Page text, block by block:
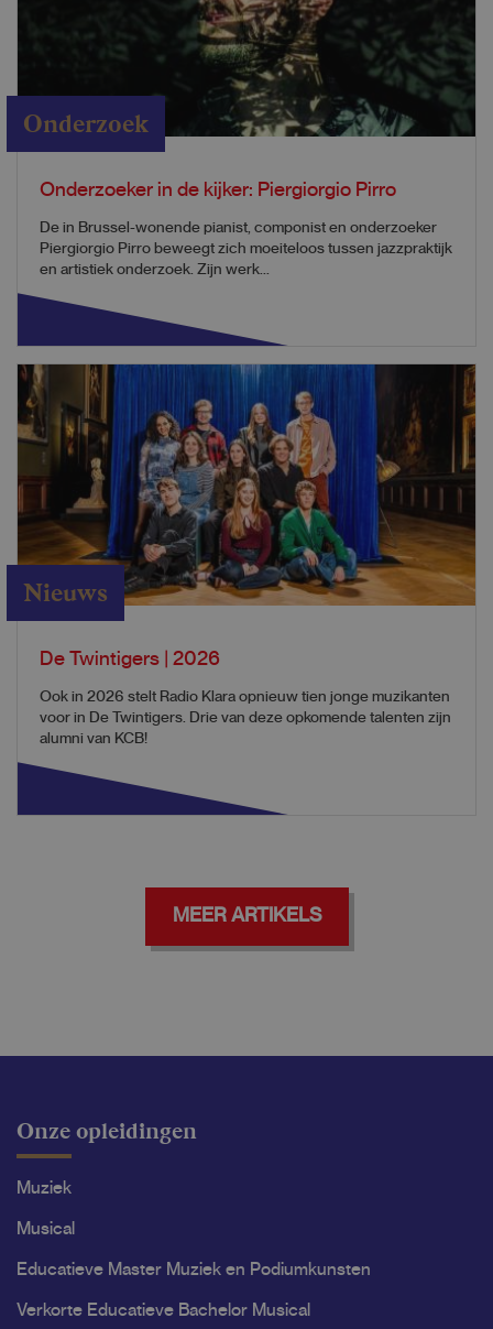
Onderzoek
Onderzoeker in de kijker: Piergiorgio Pirro
De in Brussel-wonende pianist, componist en onderzoeker
Piergiorgio Pirro beweegt zich moeiteloos tussen jazzpraktijk
en artistiek onderzoek. Zijn werk...
Nieuws
De Twintigers | 2026
Ook in 2026 stelt Radio Klara opnieuw tien jonge muzikanten
voor in De Twintigers. Drie van deze opkomende talenten zijn
alumni van KCB!
MEER ARTIKELS
Onze opleidingen
Muziek
Musical
Educatieve Master Muziek en Podiumkunsten
Verkorte Educatieve Bachelor Musical